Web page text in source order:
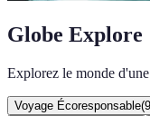
Globe Explore
Explorez le monde
Voyage Écoresponsable(